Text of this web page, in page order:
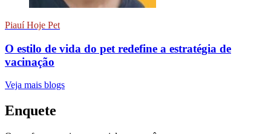
Piauí Hoje Pet
O estilo de vida do pet redefine a estratégia de
vacinação
Veja mais blogs
Enquete